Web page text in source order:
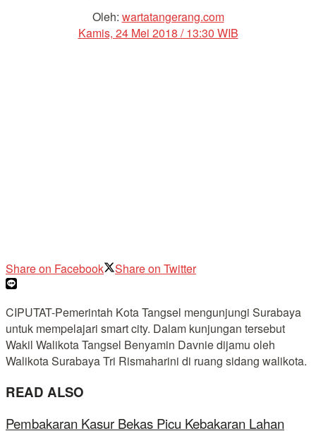
Oleh: wartatangerang.com
Kamis, 24 Mei 2018 / 13:30 WIB
Share on Facebook Share on Twitter
CIPUTAT-Pemerintah Kota Tangsel mengunjungi Surabaya
untuk mempelajari smart city. Dalam kunjungan tersebut
Wakil Walikota Tangsel Benyamin Davnie dijamu oleh
Walikota Surabaya Tri Rismaharini di ruang sidang walikota.
READ ALSO
Pembakaran Kasur Bekas Picu Kebakaran Lahan